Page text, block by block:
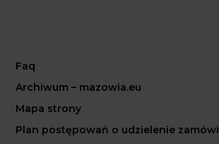
Faq
Archiwum – mazowia.eu
Mapa strony
Plan postępowań o udzielenie